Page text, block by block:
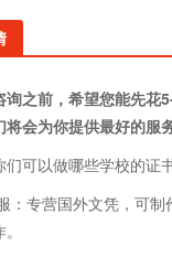
询之前，希望您能先花
会为你提供最好的服务
们可以做哪些学校的证
：专营国外文凭，可